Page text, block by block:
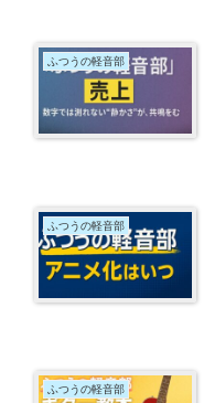
ふつうの軽音部
ふつうの軽音部
ふつうの軽音部